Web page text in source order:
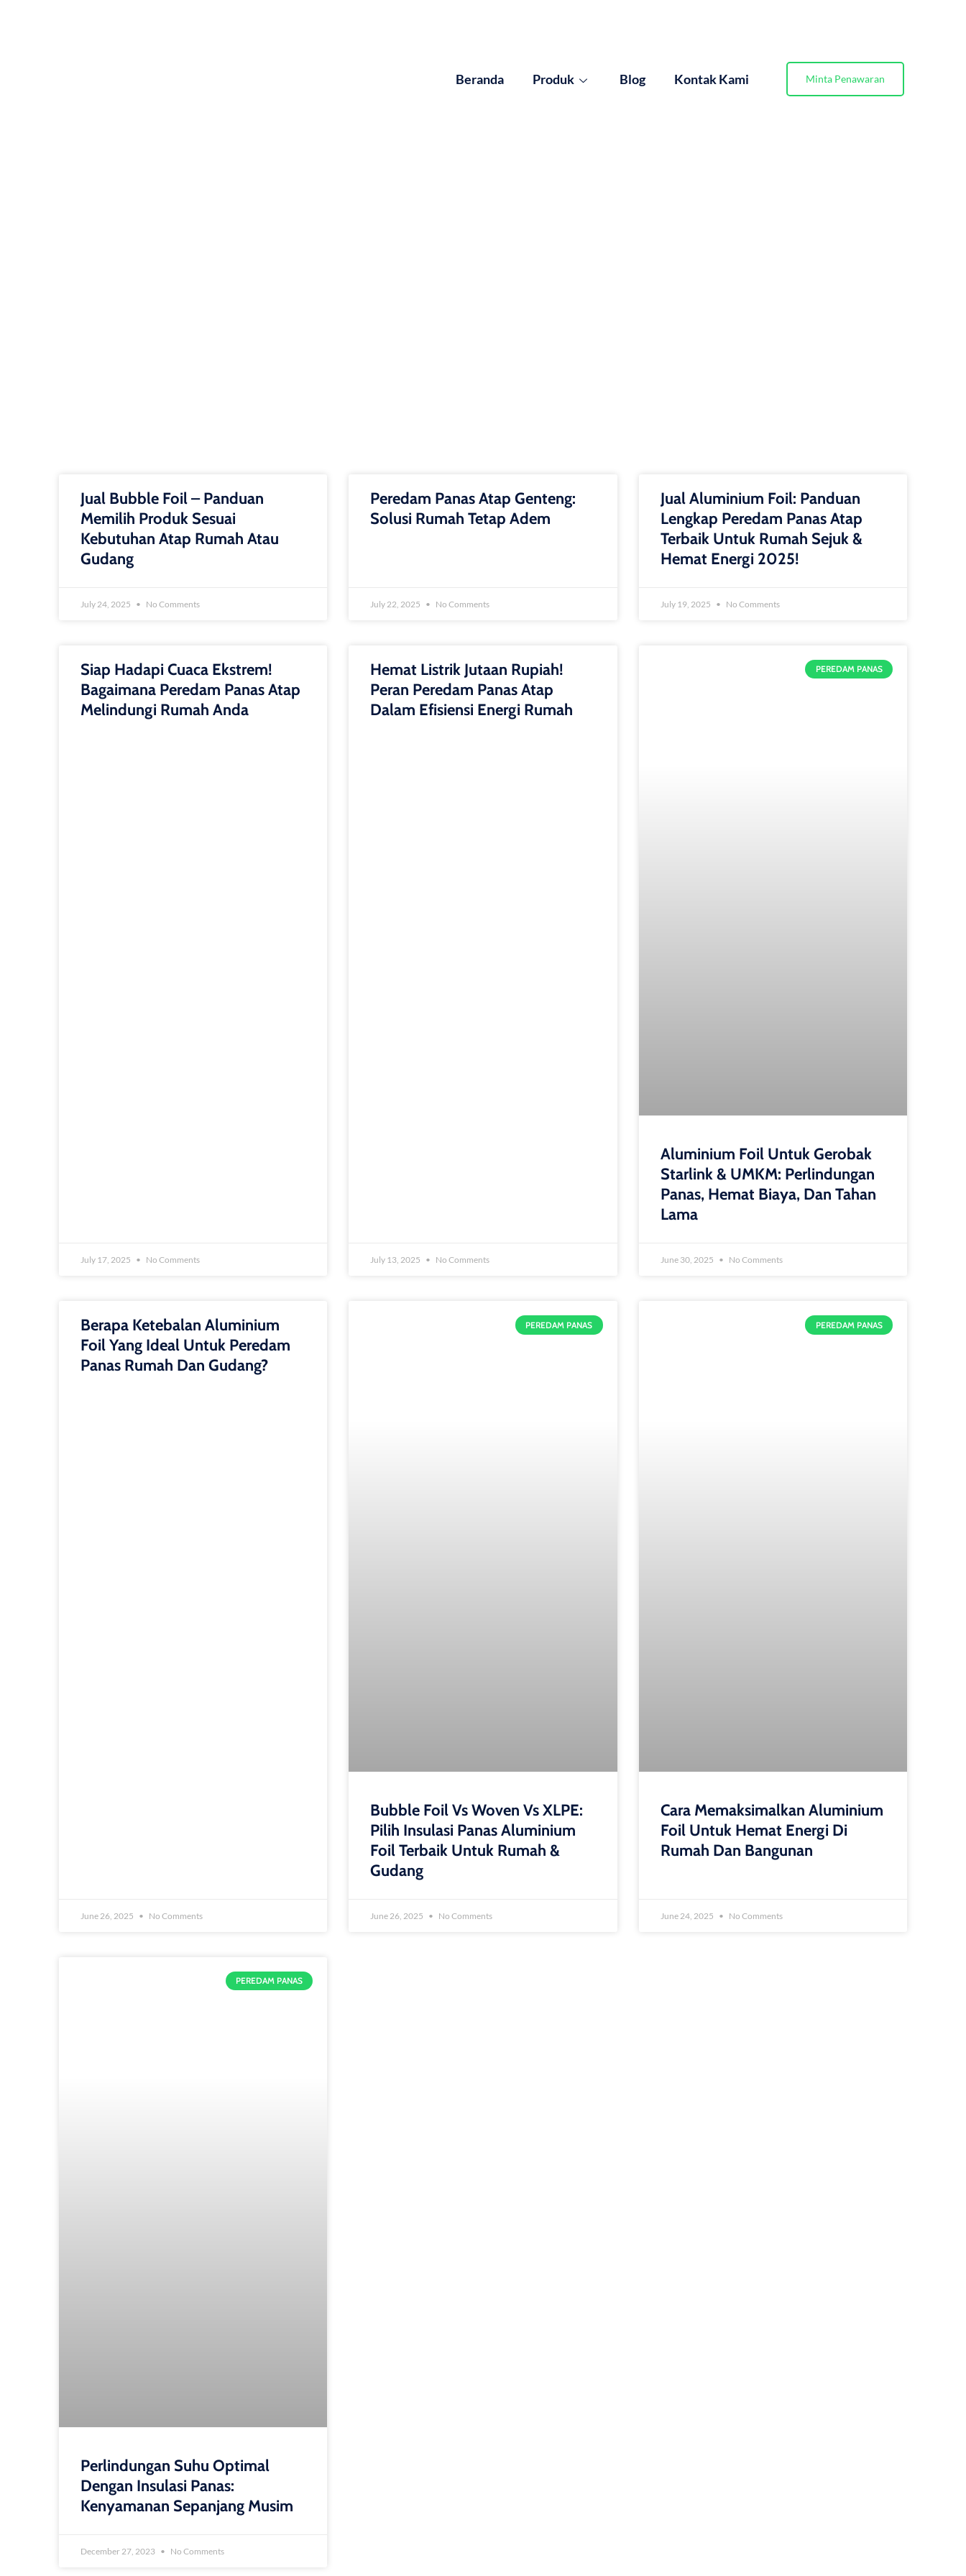
Beranda Produk Blog Kontak Kami Minta Penawaran
Jual Bubble Foil – Panduan
Memilih Produk Sesuai
Kebutuhan Atap Rumah Atau
Gudang
July 24, 2025 No Comments
Peredam Panas Atap Genteng:
Solusi Rumah Tetap Adem
July 22, 2025 No Comments
Jual Aluminium Foil: Panduan
Lengkap Peredam Panas Atap
Terbaik Untuk Rumah Sejuk &
Hemat Energi 2025!
July 19, 2025 No Comments
Siap Hadapi Cuaca Ekstrem!
Bagaimana Peredam Panas Atap
Melindungi Rumah Anda
July 17, 2025 No Comments
Hemat Listrik Jutaan Rupiah!
Peran Peredam Panas Atap
Dalam Efisiensi Energi Rumah
July 13, 2025 No Comments
PEREDAM PANAS
Aluminium Foil Untuk Gerobak
Starlink & UMKM: Perlindungan
Panas, Hemat Biaya, Dan Tahan
Lama
June 30, 2025 No Comments
Berapa Ketebalan Aluminium
Foil Yang Ideal Untuk Peredam
Panas Rumah Dan Gudang?
June 26, 2025 No Comments
PEREDAM PANAS
Bubble Foil Vs Woven Vs XLPE:
Pilih Insulasi Panas Aluminium
Foil Terbaik Untuk Rumah &
Gudang
June 26, 2025 No Comments
PEREDAM PANAS
Cara Memaksimalkan Aluminium
Foil Untuk Hemat Energi Di
Rumah Dan Bangunan
June 24, 2025 No Comments
PEREDAM PANAS
Perlindungan Suhu Optimal
Dengan Insulasi Panas:
Kenyamanan Sepanjang Musim
December 27, 2023 No Comments